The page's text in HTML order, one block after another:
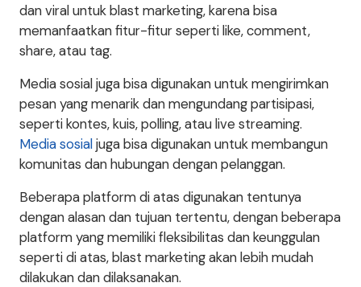
dan viral untuk blast marketing, karena bisa
memanfaatkan fitur-fitur seperti like, comment,
share, atau tag.
Media sosial juga bisa digunakan untuk mengirimkan
pesan yang menarik dan mengundang partisipasi,
seperti kontes, kuis, polling, atau live streaming.
Media sosialjuga bisa digunakan untuk membangun
komunitas dan hubungan dengan pelanggan.
Beberapa platform di atas digunakan tentunya
dengan alasan dan tujuan tertentu, dengan beberapa
platform yang memiliki fleksibilitas dan keunggulan
seperti di atas, blast marketing akan lebih mudah
dilakukan dan dilaksanakan.